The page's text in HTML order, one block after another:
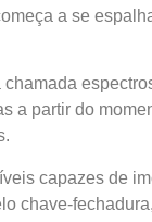
a se
a partir do
capazes de
chave-